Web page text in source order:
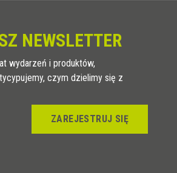
NEWSLETTER
wydarzeń i produktów,
czym dzielimy się z
ZAREJESTRUJ SIĘ